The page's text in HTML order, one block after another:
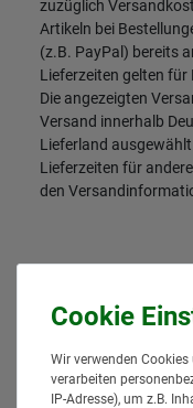
zuzüglich
Artikeln bei
(z.B. PayPal) bereits
Lieferzeiten gelten
Die angezeigten
Versand innerhalb
Lieferland
Lieferzeiten für
den
Wir verwenden
verarbeiten
IP-Adresse), um z.B.